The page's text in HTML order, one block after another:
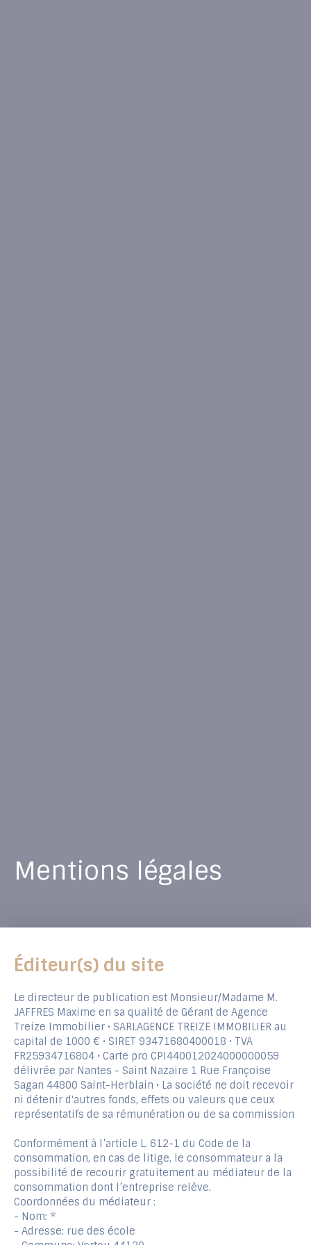
Mentions légales
Éditeur(s) du site
Le directeur de publication est Monsieur/Madame M.
JAFFRES Maxime en sa qualité de Gérant de Agence
Treize Immobilier • SARLAGENCE TREIZE IMMOBILIER au
capital de 1000 € • SIRET 93471680400018 • TVA
FR25934716804 • Carte pro CPI440012024000000059
délivrée par Nantes - Saint Nazaire 1 Rue Françoise
Sagan 44800 Saint-Herblain • La société ne doit recevoir
ni détenir d'autres fonds, effets ou valeurs que ceux
représentatifs de sa rémunération ou de sa commission
Conformément à l’article L. 612-1 du Code de la
consommation, en cas de litige, le consommateur a la
possibilité de recourir gratuitement au médiateur de la
consommation dont l’entreprise relève.
Coordonnées du médiateur :
- Nom: *
- Adresse: rue des école